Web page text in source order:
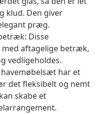
klud. Den giver
præg.
Disse
aftagelige betræk,
vedligeholdes.
har et
det fleksibelt og nemt
skabe et